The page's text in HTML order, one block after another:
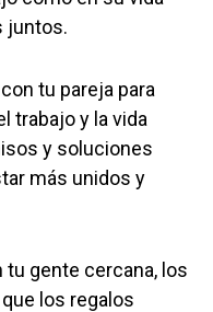
juntos.
tu pareja para
trabajo y la vida
y soluciones
más unidos y
gente cercana, los
los regalos